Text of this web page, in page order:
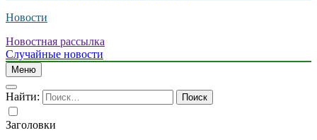
Новости
Новостная рассылка
Случайные новости
Меню
Найти:
Заголовки